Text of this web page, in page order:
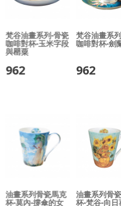
梵谷油畫系列-骨瓷
咖啡對杯-玉米字段
與罌粟
962
梵谷油畫系
咖啡對杯-劍
962
油畫系列骨瓷馬克
杯-莫內-撐傘的女
油畫系列骨
杯-梵谷-向日